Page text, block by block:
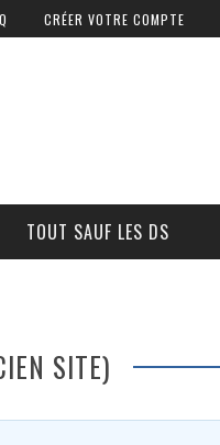
CRÉER VOTRE COMPTE
TOUT SAUF LES DS
SITE)